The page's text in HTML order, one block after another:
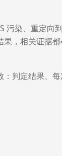
污染、重定向
，相关证据都
判定结果、